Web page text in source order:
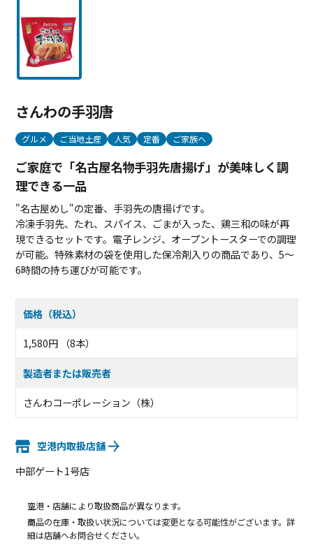
さんわの手羽唐
グルメ ご当地土産 人気 定番 ご家族へ
ご家庭で「名古屋名物手羽先唐揚げ」が美味しく調
理できる一品
"名古屋めし"の定番、手羽先の唐揚げです。
冷凍手羽先、たれ、スパイス、ごまが入った、鶏三和の味が再
現できるセットです。電子レンジ、オープントースターでの調理
が可能。特殊素材の袋を使用した保冷剤入りの商品であり、5～
6時間の持ち運びが可能です。
価格（税込）
1,580円 （8本）
製造者または販売者
さんわコーポレーション（株）
空港内取扱店舗
中部ゲート1号店
空港・店舗により取扱商品が異なります。
商品の在庫・取扱い状況については変更となる可能性がございます。詳
細は店舗へお問合せください。